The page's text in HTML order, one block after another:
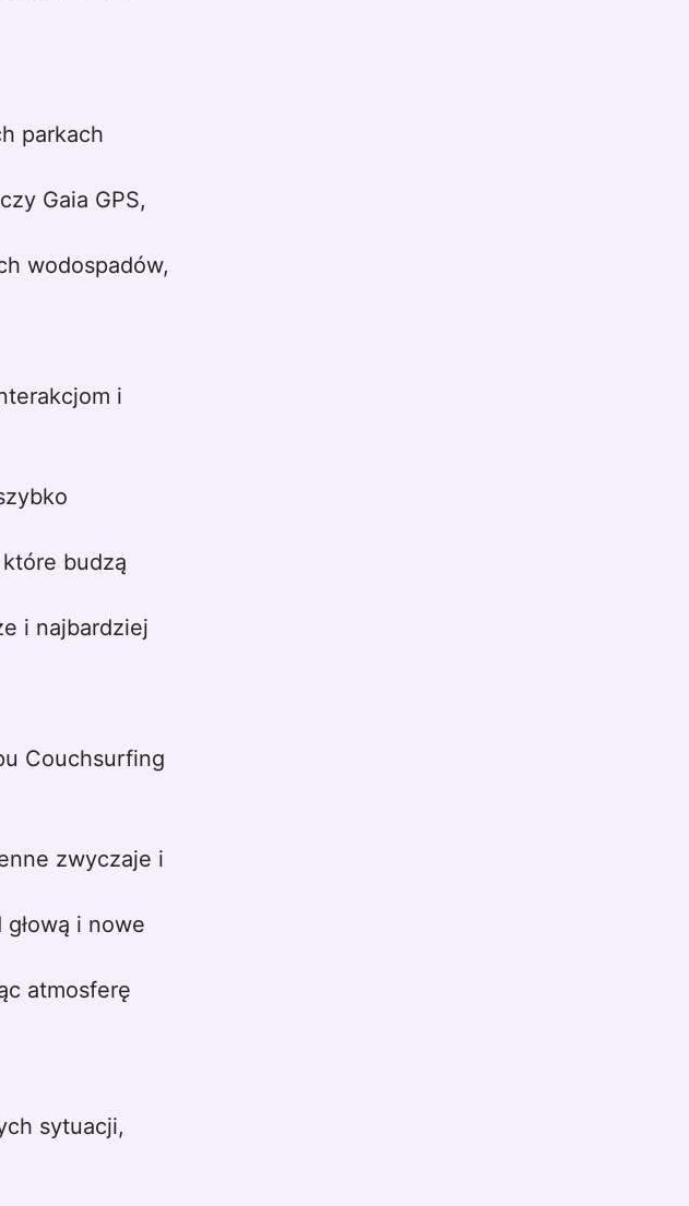
parkach
Gaia GPS,
wodospadów,
i
budzą
i najbardziej
Couchsurfing
zwyczaje i
i nowe
atmosferę
sytuacji,